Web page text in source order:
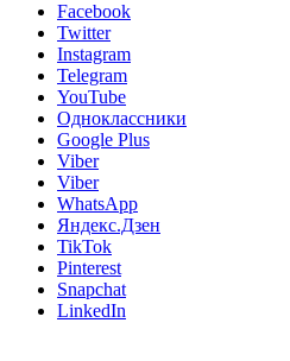
Facebook
Twitter
Instagram
Telegram
YouTube
Одноклассники
Google Plus
Viber
Viber
WhatsApp
Яндекс.Дзен
TikTok
Pinterest
Snapchat
LinkedIn